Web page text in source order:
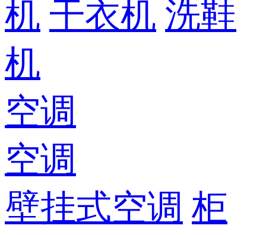
机 干衣机 洗鞋
机
空调
空调
壁挂式空调 柜